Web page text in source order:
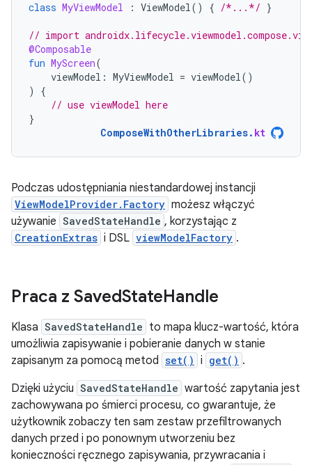
class MyViewModel : ViewModel() { /*...*/ }
// import
@Composable
fun MyScreen(
viewModel : MyViewModel = viewModel()
)
{
// use viewModel here
}
ComposeWithOtherLibraries. kt
Podczas udostępniania niestandardowej instancji
ViewModelProvider.Factory możesz włączyć
używanie SavedStateHandle , korzystając z
CreationExtras i DSL viewModelFactory .
Praca z SavedStateHandle
Klasa SavedStateHandle to mapa klucz-wartość, która
umożliwia zapisywanie i pobieranie danych w stanie
zapisanym za pomocą metod set() i get() .
Dzięki użyciu SavedStateHandle wartość zapytania jest
zachowywana po śmierci procesu, co gwarantuje, że
użytkownik zobaczy ten sam zestaw przefiltrowanych
danych przed i po ponownym utworzeniu bez
konieczności ręcznego zapisywania, przywracania i